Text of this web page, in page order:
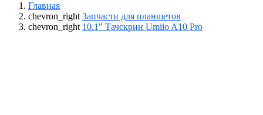
Главная
chevron_right Запчасти для планшетов
chevron_right 10.1" Тачскрин Umiio A10 Pro